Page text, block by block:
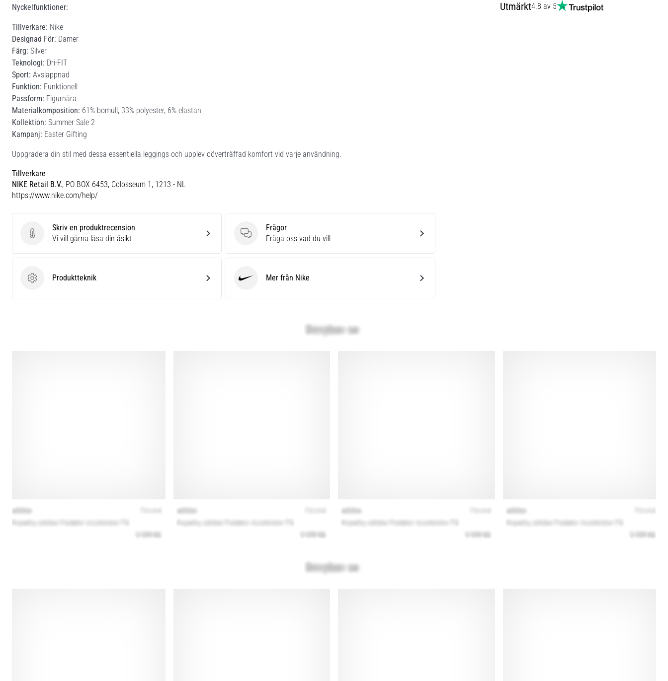
Utmärkt4.8 av 5
Nyckelfunktioner:
Tillverkare: Nike
Designad För: Damer
Färg: Silver
Teknologi: Dri-FIT
Sport: Avslappnad
Funktion: Funktionell
Passform: Figurnära
Materialkomposition: 61% bomull, 33% polyester, 6% elastan
Kollektion: Summer Sale 2
Kampanj: Easter Gifting
Uppgradera din stil med dessa essentiella leggings och upplev oöverträffad komfort vid varje användning.
Tillverkare
NIKE Retail B.V., PO BOX 6453, Colosseum 1, 1213 - NL
https://www.nike.com/help/
Skriv en produktrecension
Skriv en produktrecension
Vi vill gärna läsa din åsikt
Frågor
Frågor
Fråga oss vad du vill
ProduktteknikProduktteknik Mer från Nike